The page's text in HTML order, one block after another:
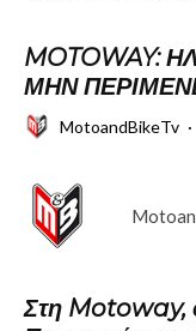
MOTOWAY:
ΜΗΝ
MotoandBikeTv ·
Στη Motoway,